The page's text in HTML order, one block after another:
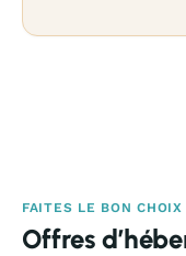
FAITES LE BON CHOIX
Offres